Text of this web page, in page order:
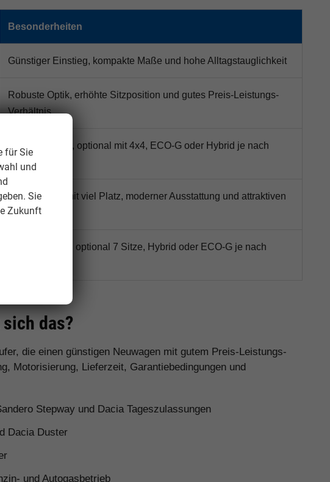
Besonderheiten
Günstiger Einstieg, kompakte Maße und hohe Alltagstauglichkeit
Robuste Optik, erhöhte Sitzposition und gutes Preis-Leistungs-
Verhältnis
Robustes SUV, optional mit 4x4, ECO-G oder Hybrid je nach
Angebot
Großes SUV mit viel Platz, moderner Ausstattung und attraktiven
Preisen
Sehr viel Platz, optional 7 Sitze, Hybrid oder ECO-G je nach
das?
die einen günstigen Neuwagen mit gutem Preis-Leistungs-
Motorisierung, Lieferzeit, Garantiebedingungen und
Stepway und Dacia Tageszulassungen
Dacia Duster
und Autogasbetrieb
für Sie
und
Sie
Zukunft